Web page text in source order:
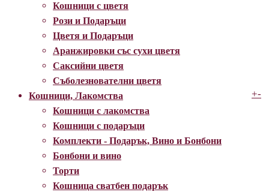
Кошници с цветя
Рози и Подаръци
Цветя и Подаръци
Аранжировки със сухи цветя
Саксийни цветя
Съболезнователни цветя
Кошници, Лакомства
+-
Кошници с лакомства
Кошници с подаръци
Комплекти - Подарък, Вино и Бонбони
Бонбони и вино
Торти
Кошница сватбен подарък